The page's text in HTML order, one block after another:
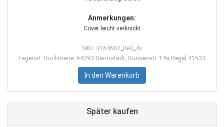
Anmerkungen:
Cover leicht verknickt
SKU: 3164602_0e3_4x
Lagerort: Buchmarie, 64293 Darmstadt, Bunsenstr. 14a Regal 41533
In den Warenkorb
Später kaufen